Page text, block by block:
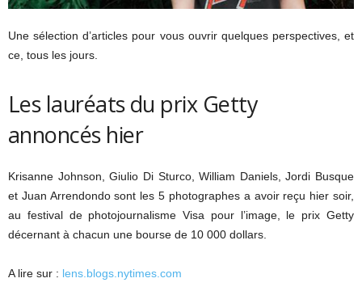
Une sélection d’articles pour vous ouvrir quelques perspectives, et
ce, tous les jours.
Les lauréats du prix Getty
annoncés hier
Krisanne Johnson, Giulio Di Sturco, William Daniels, Jordi Busque
et Juan Arrendondo sont les 5 photographes a avoir reçu hier soir,
au festival de photojournalisme Visa pour l’image, le prix Getty
décernant à chacun une bourse de 10 000 dollars.
A lire sur : lens.blogs.nytimes.com